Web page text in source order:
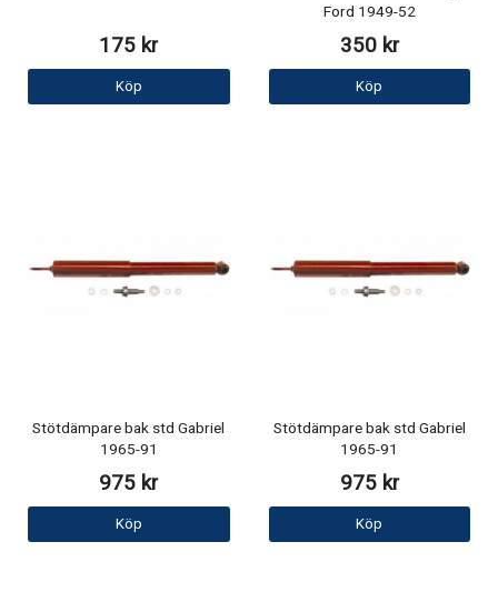
175 kr
Köp
Ford 1949-52
350 kr
Köp
Stötdämpare bak std Gabriel
1965-91
975 kr
Köp
Stötdämpare bak std Gabriel
1965-91
975 kr
Köp